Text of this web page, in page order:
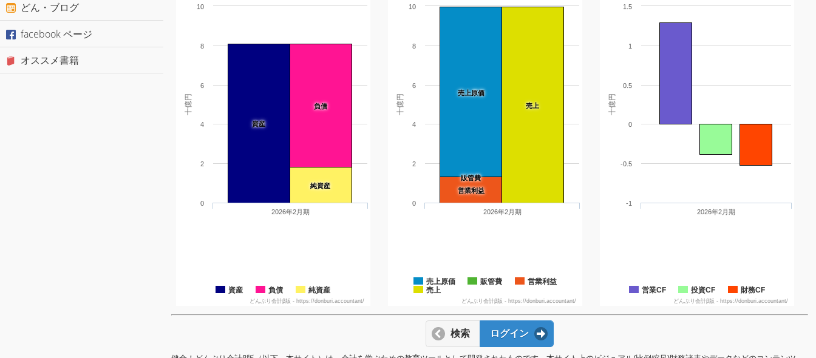
十億円
資産
負債
純資産
資産 負債 純資産
2026年2月期
0
10
2
4
6
8
どんぶり会計β版 - https://donburi.accountant/
十億円
売上原価
販管費
営業利益
売上
売上原価 販管費
営業利益
売上
2026年2月期
0
10
2
4
6
8
どんぶり会計β版 - https://donburi.accountant/
十億円
営業CF 投資CF 財務CF
2026年2月期
-1
-0.5
0
0.5
1
1.5
どんぶり会計β版 - https://donburi.accountant/
検索 ログイン
どん・ブログ
facebook ページ
オススメ書籍